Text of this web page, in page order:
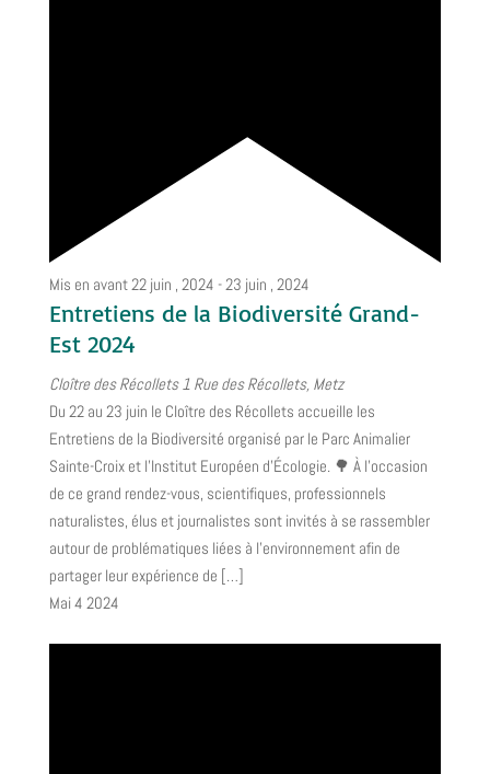
Mis en avant22 juin , 2024 -23 juin , 2024
Entretiens de la Biodiversité Grand-
Est 2024
Cloître des Récollets1 Rue des Récollets, Metz
Du 22 au 23 juin le Cloître des Récollets accueille les
Entretiens de la Biodiversité organisé par le Parc Animalier
Sainte-Croix et l'Institut Européen d'Écologie. 🌳 À l’occasion
de ce grand rendez-vous, scientifiques, professionnels
naturalistes, élus et journalistes sont invités à se rassembler
autour de problématiques liées à l’environnement afin de
partager leur expérience de […]
Mai 4 2024